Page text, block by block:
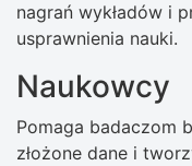
nagrań wykładów i
usprawnienia nauki.
Naukowcy
Pomaga badaczom
złożone dane i